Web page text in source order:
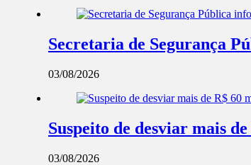
Secretaria de Segurança
03/08/2026
Suspeito de desviar mais
03/08/2026